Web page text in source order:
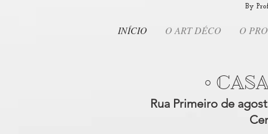
By
INÍCIO O ART DÉCO O
•
Rua Primeiro de